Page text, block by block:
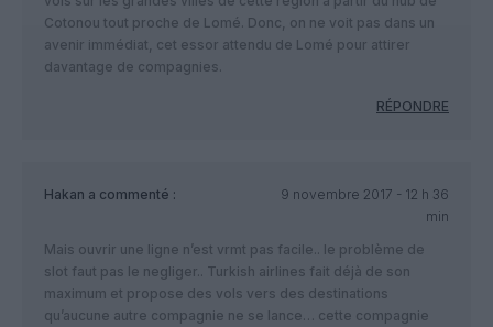
Cotonou tout proche de Lomé. Donc, on ne voit pas dans un
avenir immédiat, cet essor attendu de Lomé pour attirer
davantage de compagnies.
RÉPONDRE
Hakan a commenté :
9 novembre 2017 - 12 h 36
min
Mais ouvrir une ligne n’est vrmt pas facile.. le problème de
slot faut pas le negliger.. Turkish airlines fait déjà de son
maximum et propose des vols vers des destinations
qu’aucune autre compagnie ne se lance… cette compagnie